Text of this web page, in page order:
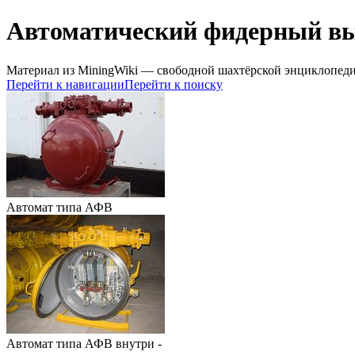
Автоматический фидерный
Материал из MiningWiki — свободной шахтёрской
Перейти к навигацииПерейти к поиску
Автомат типа АФВ
Автомат типа АФВ внутри -